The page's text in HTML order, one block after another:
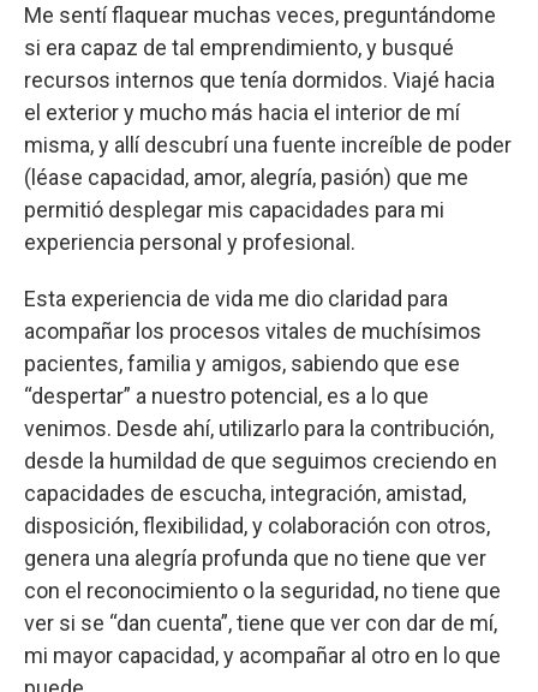
Me sentí flaquear muchas veces, preguntándome
si era capaz de tal emprendimiento, y busqué
recursos internos que tenía dormidos. Viajé hacia
el exterior y mucho más hacia el interior de mí
misma, y allí descubrí una fuente increíble de poder
(léase capacidad, amor, alegría, pasión) que me
permitió desplegar mis capacidades para mi
experiencia personal y profesional.
Esta experiencia de vida me dio claridad para
acompañar los procesos vitales de muchísimos
pacientes, familia y amigos, sabiendo que ese
“despertar” a nuestro potencial, es a lo que
venimos. Desde ahí, utilizarlo para la contribución,
desde la humildad de que seguimos creciendo en
capacidades de escucha, integración, amistad,
disposición, flexibilidad, y colaboración con otros,
genera una alegría profunda que no tiene que ver
con el reconocimiento o la seguridad, no tiene que
ver si se “dan cuenta”, tiene que ver con dar de mí,
mi mayor capacidad, y acompañar al otro en lo que